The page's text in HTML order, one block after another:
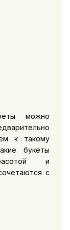
можно
к такому
букеты
и
с